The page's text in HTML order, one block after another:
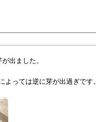
出ました。
っては逆に芽が出過ぎです。